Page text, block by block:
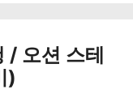
/ 오션 스테
)